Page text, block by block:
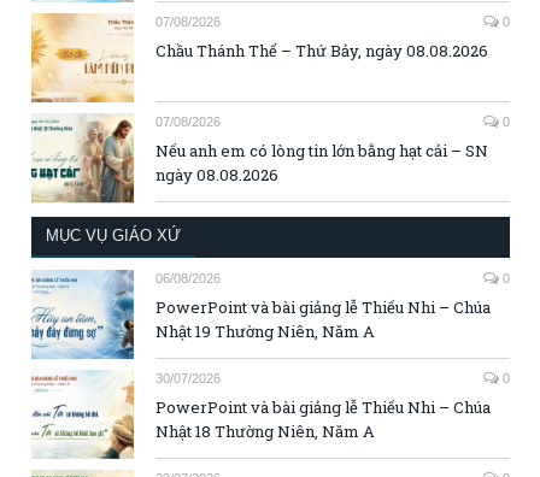
07/08/2026 0
Chầu Thánh Thể – Thứ Bảy, ngày 08.08.2026
07/08/2026 0
Nếu anh em có lòng tin lớn bằng hạt cải – SN
ngày 08.08.2026
MỤC VỤ GIÁO XỨ
06/08/2026 0
PowerPoint và bài giảng lễ Thiếu Nhi – Chúa
Nhật 19 Thường Niên, Năm A
30/07/2026 0
PowerPoint và bài giảng lễ Thiếu Nhi – Chúa
Nhật 18 Thường Niên, Năm A